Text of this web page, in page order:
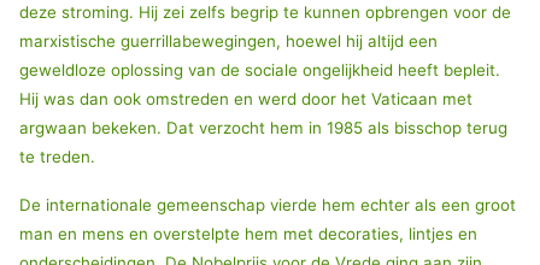
deze stroming. Hij zei zelfs begrip te kunnen opbrengen voor de
marxistische guerrillabewegingen, hoewel hij altijd een
geweldloze oplossing van de sociale ongelijkheid heeft bepleit.
Hij was dan ook omstreden en werd door het Vaticaan met
argwaan bekeken. Dat verzocht hem in 1985 als bisschop terug
te treden.
De internationale gemeenschap vierde hem echter als een groot
man en mens en overstelpte hem met decoraties, lintjes en